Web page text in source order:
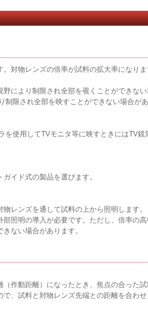
対物レンズの倍率が試料の拡大率になり
により制限され全部を覗くことができない
限され全部を映すことができない場合があ
使用してTVモニタ等に映すときにはTV鏡
イド式の製品を選びます。
レンズを通して試料の上から照明します。
照明の導入が必要です。ただし、倍率の
ない場合があります。
作動距離）になったとき、焦点の合った試
、試料と対物レンズ先端との距離を合わ